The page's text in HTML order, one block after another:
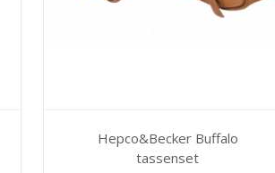
Hepco&Becker Buffalo
tassenset